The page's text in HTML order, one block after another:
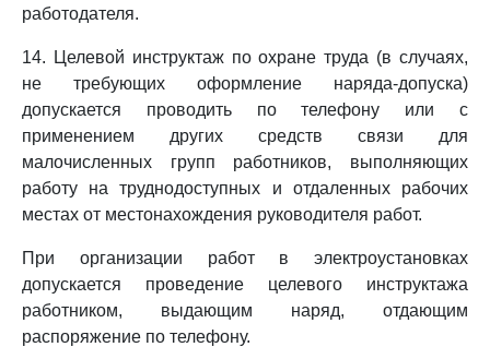
работодателя.
14. Целевой инструктаж по охране труда (в случаях,
не требующих оформление наряда-допуска)
допускается проводить по телефону или с
применением других средств связи для
малочисленных групп работников, выполняющих
работу на труднодоступных и отдаленных рабочих
местах от местонахождения руководителя работ.
При организации работ в электроустановках
допускается проведение целевого инструктажа
работником, выдающим наряд, отдающим
распоряжение по телефону.